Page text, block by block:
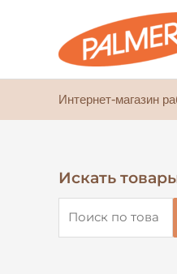
содержимому
Интернет-магазин
Искать
И
с